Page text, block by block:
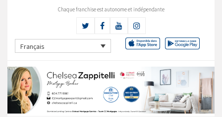
Chaque franchise est autonome et indépendante
Français